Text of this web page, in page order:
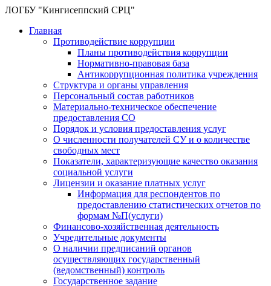
ЛОГБУ "Кингисеппский СРЦ"
Главная
Противодействие коррупции
Планы противодействия коррупции
Нормативно-правовая база
Антикоррупционная политика учреждения
Структура и органы управления
Персональный состав работников
Материально-техническое обеспечение
предоставления СО
Порядок и условия предоставления услуг
О численности получателей СУ и о количестве
свободных мест
Показатели, характеризующие качество оказания
социальной услуги
Лицензии и оказание платных услуг
Информация для респондентов по
предоставлению статистических отчетов по
формам №П(услуги)
Финансово-хозяйственная деятельность
Учредительные документы
О наличии предписаний органов
осуществляющих государственный
(ведомственный) контроль
Государственное задание